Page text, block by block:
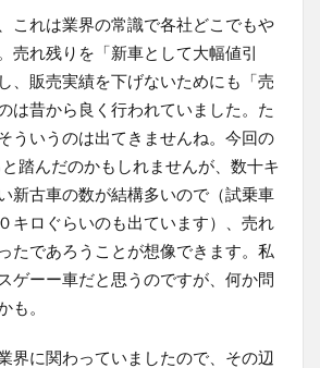
これは業界の常識で各社どこでもや
売れ残りを「新車として大幅値引
、販売実績を下げないためにも「売
は昔から良く行われていました。た
ういうのは出てきませんね。今回の
踏んだのかもしれませんが、数十キ
新古車の数が結構多いので（試乗車
キロぐらいのも出ています）、売れ
たであろうことが想像できます。私
ゲーー車だと思うのですが、何か問
も。
界に関わっていましたので、その辺